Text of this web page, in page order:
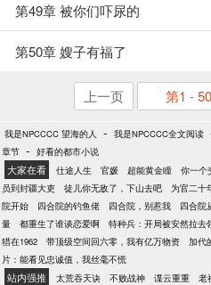
第49章 被你们吓尿的
第50章 嫂子有福了
上一页 第1 -
我是NPCCCC 望海的人 - 我是NPCCCC全文阅读
章节 - 好看的都市小说
大家在看 仕途人生 官媛 超能黄金瞳 你一个
员到封疆大吏
徒儿你无敌了，下山去吧 为官二十
院开始
四合院的钓鱼佬 四合院，别惹我 四合院
量
都重生了谁谈恋爱啊 特种兵：开局被安然拉去
猎在1962
带顶级空间回六零，我有亿万物资 加代
片：能看见忠诚值，我丝毫不慌
站内强推 太荒吞天诀 不败战神 谍云重重 老